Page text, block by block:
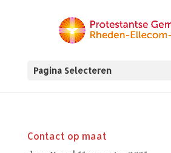
Pagina Selecteren
Contact op maat